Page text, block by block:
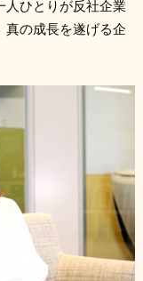
人ひとりが反社企業
真の成長を遂げる企